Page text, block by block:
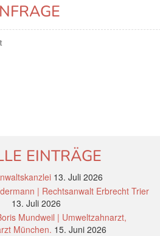
EINTRÄGE
13. Juli 2026
| Rechtsanwalt Erbrecht Trier
13. Juli 2026
Mundweil | Umweltzahnarzt,
München. 15. Juni 2026